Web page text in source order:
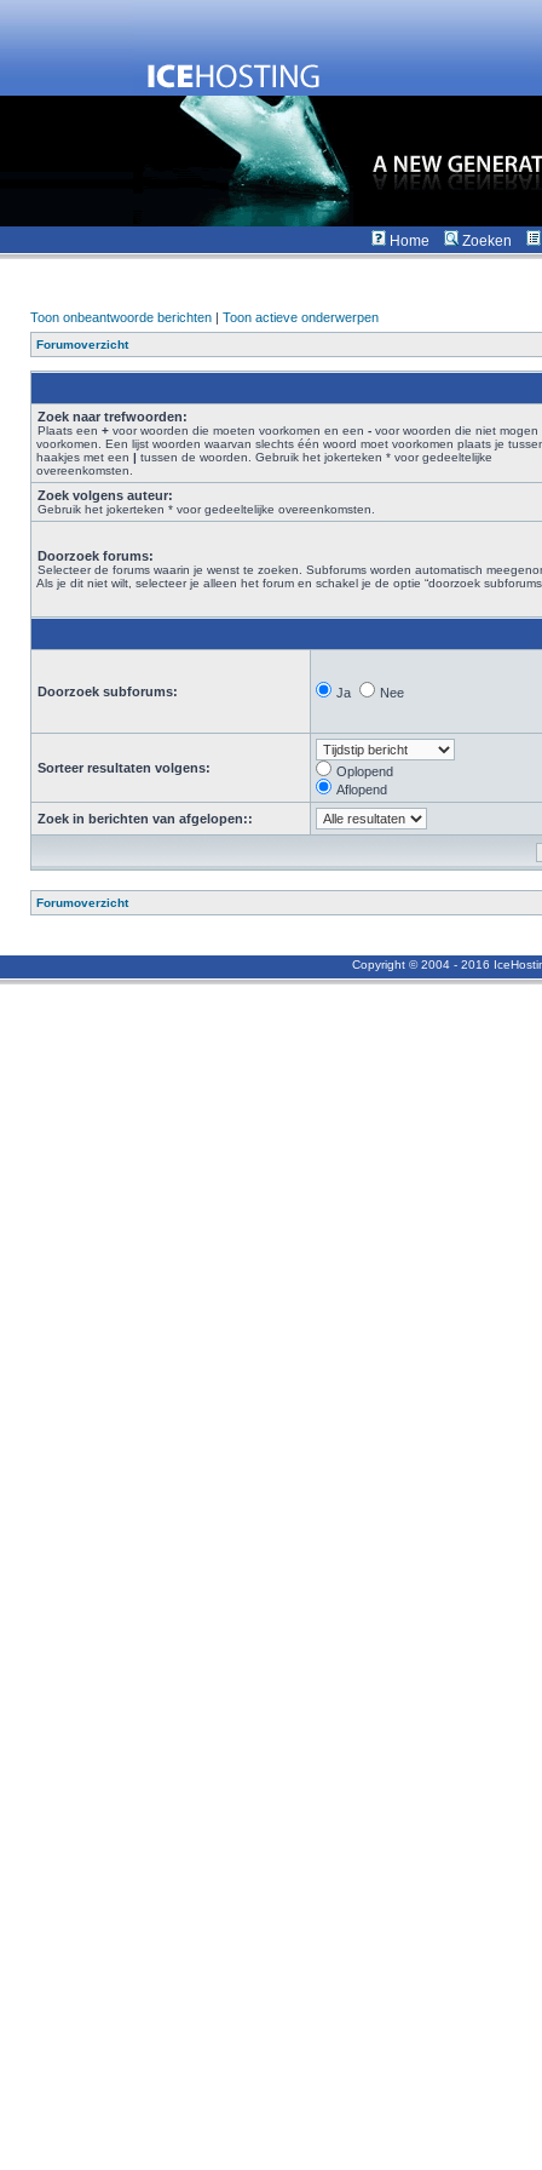
Home Zoeken
Toon onbeantwoorde berichten | Toon actieve onderwerpen
Forumoverzicht
Zoek naar trefwoorden:
Plaats een + voor woorden die moeten voorkomen en een - voor woorden die niet mogen
voorkomen. Een lijst woorden waarvan slechts één woord moet voorkomen plaats je
haakjes met een | tussen de woorden. Gebruik het jokerteken * voor gedeeltelijke
overeenkomsten.
Zoek volgens auteur:
Gebruik het jokerteken * voor gedeeltelijke overeenkomsten.
Doorzoek forums:
Selecteer de forums waarin je wenst te zoeken. Subforums worden automatisch
Als je dit niet wilt, selecteer je alleen het forum en schakel je de optie “doorzoek
Doorzoek subforums: Ja Nee
Sorteer resultaten volgens:
Oplopend
Aflopend
Zoek in berichten van afgelopen::
Forumoverzicht
Copyright © 2004 - 2016